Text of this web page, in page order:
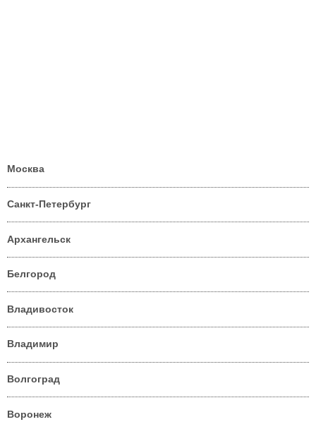
Москва
Санкт-Петербург
Архангельск
Белгород
Владивосток
Владимир
Волгоград
Воронеж